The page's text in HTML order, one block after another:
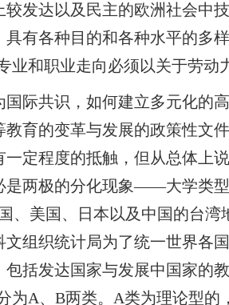
发达以及民主的欧洲社会中
有各种目的和各种水平的多
业和职业走向必须以关于劳
际共识，如何建立多元化的
育的变革与发展的政策性文
定程度的抵触，但从总体上
是两极的分化现象——大学类
、美国、日本以及中国的台
组织统计局为了统一世界各
括发达国家与发展中国家的教
为A、 B两类。 A类为理论型的